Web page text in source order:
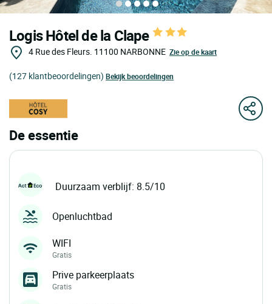
Logis Hôtel de la Clape
4 Rue des Fleurs. 11100 NARBONNE Zie op de kaart
(127 klantbeoordelingen) Bekijk beoordelingen
De essentie
Duurzaam verblijf: 8.5/10
Openluchtbad
WIFI
Gratis
Prive parkeerplaats
Gratis